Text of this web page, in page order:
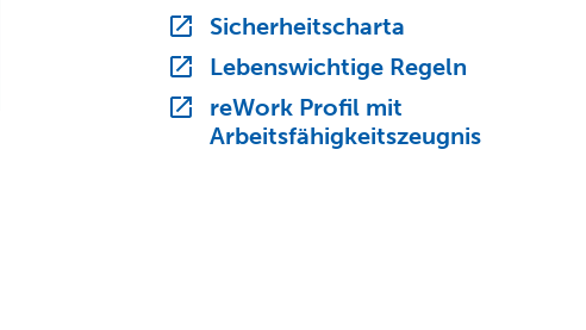
Sicherheitscharta
Lebenswichtige Regeln
reWork Profil mit
Arbeitsfähigkeitszeugnis